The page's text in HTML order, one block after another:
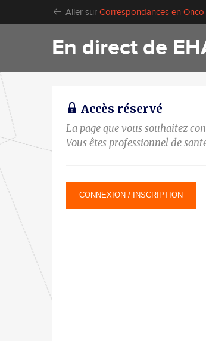
Aller sur Correspondances en
En direct de
Accès réservé
La page que vous souhaitez
Vous êtes professionnel de
CONNEXION / INSCRIPTION